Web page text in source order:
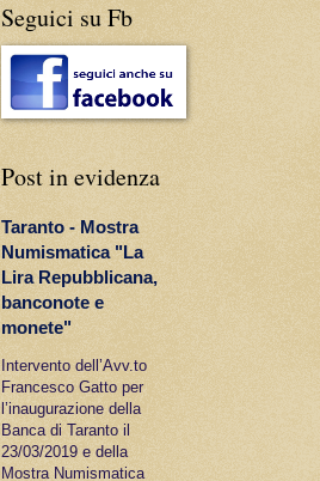
Seguici su Fb
Post in evidenza
Taranto - Mostra
Numismatica "La
Lira Repubblicana,
banconote e
monete"
Intervento dell’Avv.to
Francesco Gatto per
l’inaugurazione della
Banca di Taranto il
23/03/2019 e della
Mostra Numismatica